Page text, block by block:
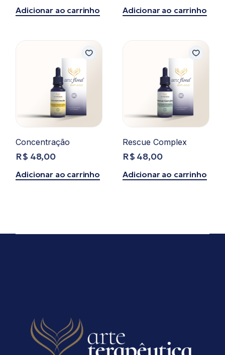
Adicionar ao carrinho Adicionar ao carrinho
Concentração
R$ 48,00
Adicionar ao carrinho
Rescue Complex
R$ 48,00
Adicionar ao carrinho